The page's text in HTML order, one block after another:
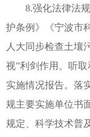
8.强化法律法
护条例》《宁波市
人大同步检查土壤
视”利剑作用。听
实施情况报告。落
规主要实施单位书
规定、科学技术普